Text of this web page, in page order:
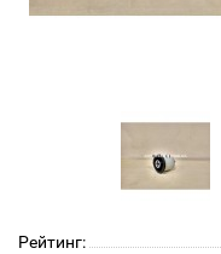
Рейтинг: